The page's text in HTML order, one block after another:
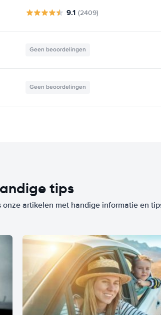
9.1 (2409)
Geen beoordelingen
Geen beoordelingen
tips
artikelen met handige informatie en